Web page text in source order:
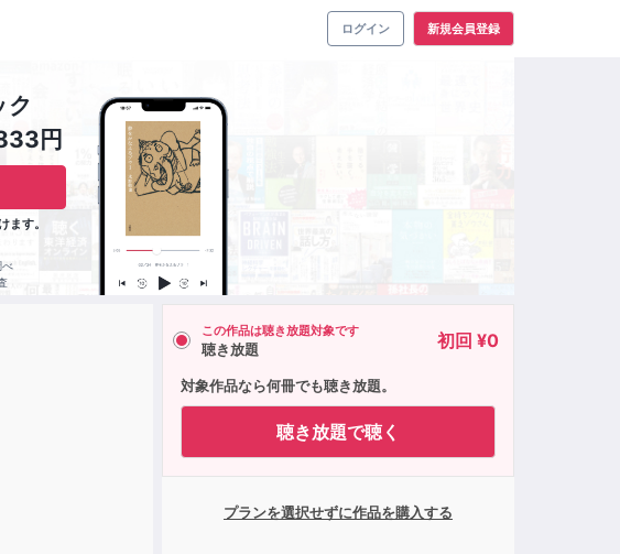
ログイン 新規会員登録
ク
円
す。
べ
この作品は聴き放題対象です
聴き放題 初回 ¥0
対象作品なら何冊でも聴き放題。
聴き放題で聴く
プランを選択せずに作品を購入する